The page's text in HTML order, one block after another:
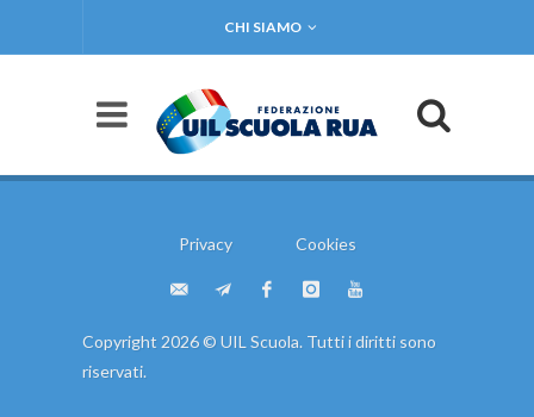
CHI SIAMO
Privacy Cookies
Copyright 2026 © UIL Scuola. Tutti i diritti sono
riservati.